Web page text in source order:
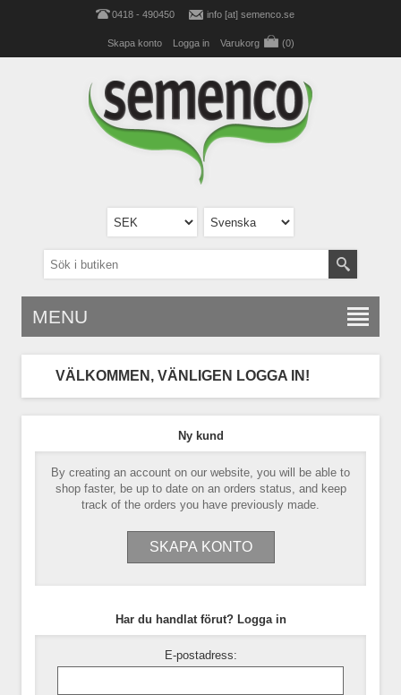
0418 - 490450 info [at] semenco.se
Skapa konto Logga in Varukorg (0)
MENU
VÄLKOMMEN, VÄNLIGEN LOGGA IN!
Ny kund
By creating an account on our website, you will be able to
shop faster, be up to date on an orders status, and keep
track of the orders you have previously made.
Har du handlat förut? Logga in
E-postadress: